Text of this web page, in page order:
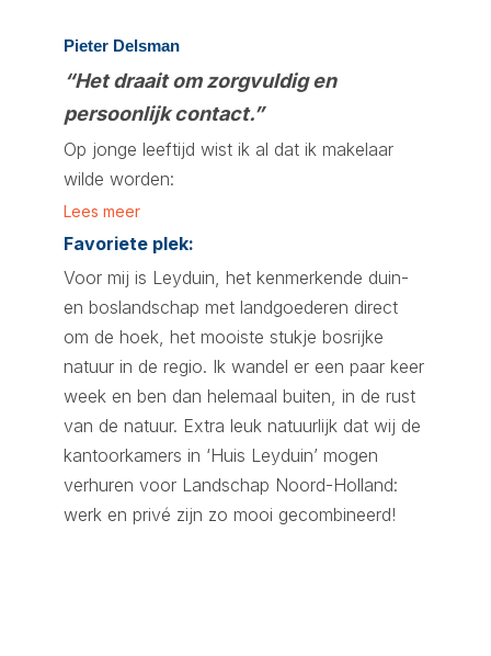
Pieter Delsman
“Het draait om zorgvuldig en
persoonlijk contact.”
Op jonge leeftijd wist ik al dat ik makelaar
wilde worden:
Lees meer
Favoriete plek:
Voor mij is Leyduin, het kenmerkende duin-
en boslandschap met landgoederen direct
om de hoek, het mooiste stukje bosrijke
natuur in de regio. Ik wandel er een paar keer
week en ben dan helemaal buiten, in de rust
van de natuur. Extra leuk natuurlijk dat wij de
kantoorkamers in ‘Huis Leyduin’ mogen
verhuren voor Landschap Noord-Holland:
werk en privé zijn zo mooi gecombineerd!